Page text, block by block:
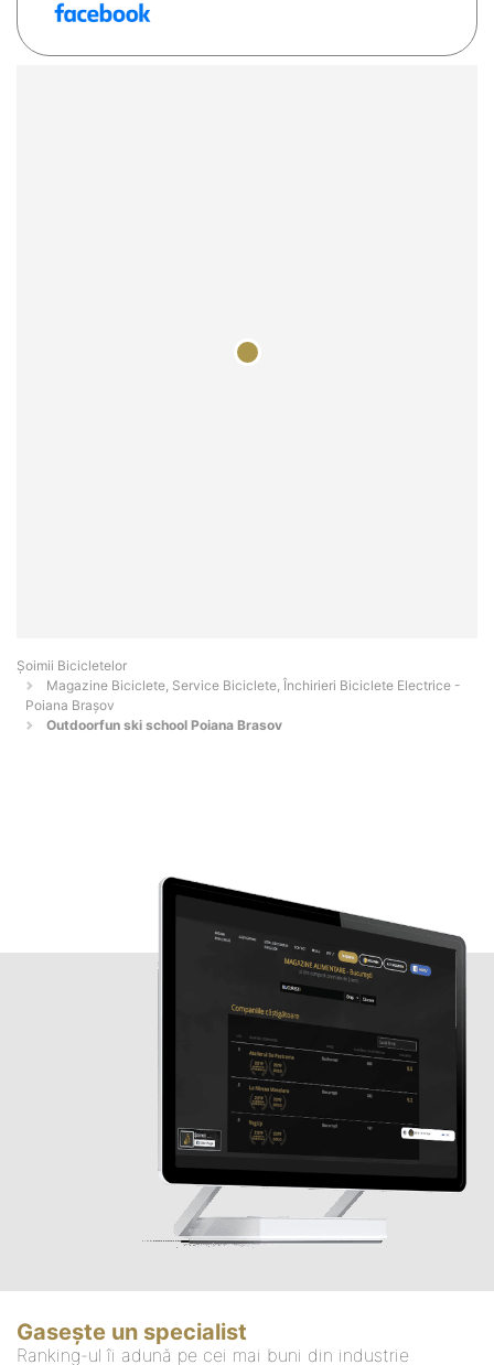
Șoimii Bicicletelor
Magazine Biciclete, Service Biciclete, Închirieri Biciclete Electrice -
Poiana Braşov
Outdoorfun ski school Poiana Brasov
Gasește un specialist
Ranking-ul îi adună pe cei mai buni din industrie